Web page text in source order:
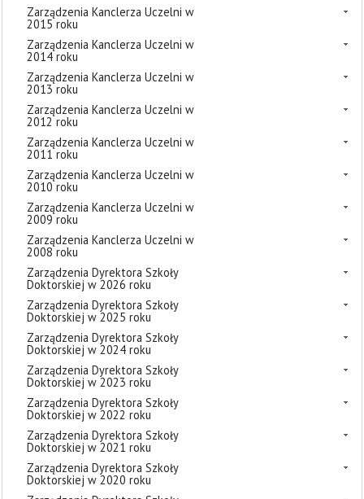
Zarządzenia Kanclerza Uczelni w
2015 roku
Zarządzenia Kanclerza Uczelni w
2014 roku
Zarządzenia Kanclerza Uczelni w
2013 roku
Zarządzenia Kanclerza Uczelni w
2012 roku
Zarządzenia Kanclerza Uczelni w
2011 roku
Zarządzenia Kanclerza Uczelni w
2010 roku
Zarządzenia Kanclerza Uczelni w
2009 roku
Zarządzenia Kanclerza Uczelni w
2008 roku
Zarządzenia Dyrektora Szkoły
Doktorskiej w 2026 roku
Zarządzenia Dyrektora Szkoły
Doktorskiej w 2025 roku
Zarządzenia Dyrektora Szkoły
Doktorskiej w 2024 roku
Zarządzenia Dyrektora Szkoły
Doktorskiej w 2023 roku
Zarządzenia Dyrektora Szkoły
Doktorskiej w 2022 roku
Zarządzenia Dyrektora Szkoły
Doktorskiej w 2021 roku
Zarządzenia Dyrektora Szkoły
Doktorskiej w 2020 roku